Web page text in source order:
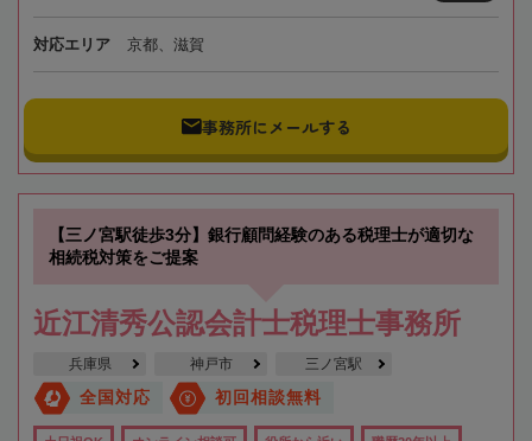
対応エリア 京都、滋賀
事務所にメールする
【三ノ宮駅徒歩3分】銀行顧問経験のある税理士が適切な
相続税対策をご提案
近江清秀公認会計士税理士事務所
兵庫県 神戸市 三ノ宮駅
全国対応 初回相談無料